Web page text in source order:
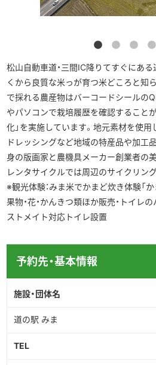
松山自動車道・三間IC降りてすぐにあ
くから良質な米っが育つ米どころと知ら
で採れる農産物はバーコードシールの
やパソコンで栽培履歴を確認することが
化」を実施しています。地元素材を使
ドレッシングなど地域の特産品や加工
身の版画家と農機具メーカー創業者の美
レンタサイクルでは周辺のサイクリン
※観光体験：みま米でかまど炊き体験「か
果物・花・かんきつ類ほか販売・トイレの
ストメイト対応トイレ設置
予約先・基本情報
施設・団体名
道の駅 みま
TEL